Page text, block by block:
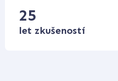
25
let zkušeností